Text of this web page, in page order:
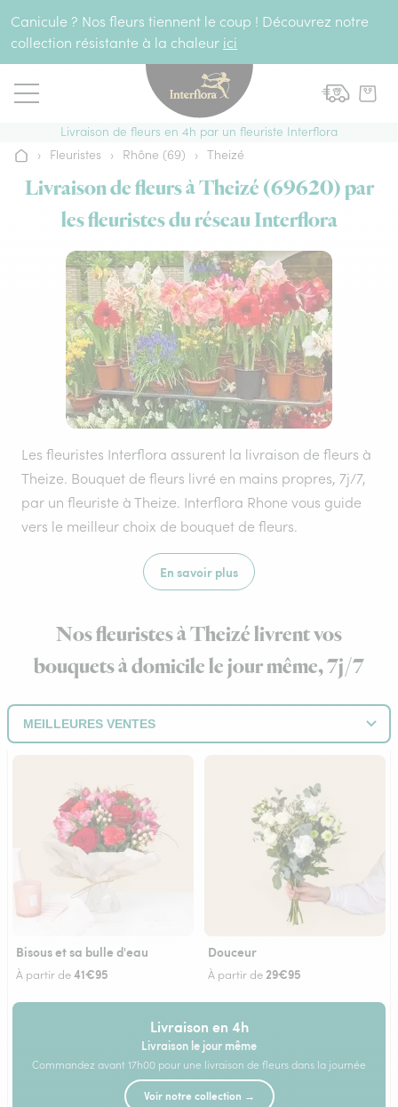
Canicule ? Nos fleurs tiennent le coup ! Découvrez notre
collection résistante à la chaleur ici
Livraison de fleurs en 4h par un fleuriste Interflora
Accueil
› Fleuristes › Rhône (69) › Theizé
Livraison de fleurs à Theizé (69620) par
les fleuristes du réseau Interflora
Les fleuristes Interflora assurent la livraison de fleurs à
Theize. Bouquet de fleurs livré en mains propres, 7j/7,
par un fleuriste à Theize. Interflora Rhone vous guide
vers le meilleur choix de bouquet de fleurs.
En savoir plus
Nos fleuristes à Theizé livrent vos
bouquets à domicile le jour même, 7j/7
Bisous et sa bulle d'eau
À partir de41€95
Douceur
À partir de 29€95
Livraison en 4h
Livraison le jour même
Commandez avant 17h00 pour une livraison de fleurs dans la journée
Voir notre collection →